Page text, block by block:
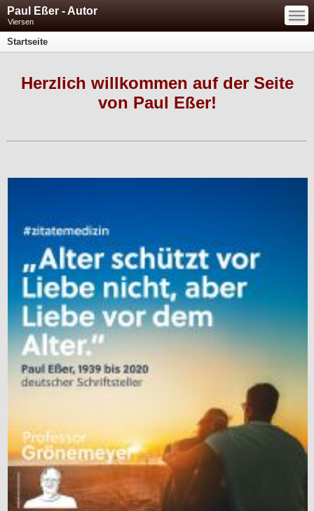
Paul Eßer - Autor
Viersen
—
—
—
Startseite
Herzlich willkommen auf der Seite
von Paul Eßer!